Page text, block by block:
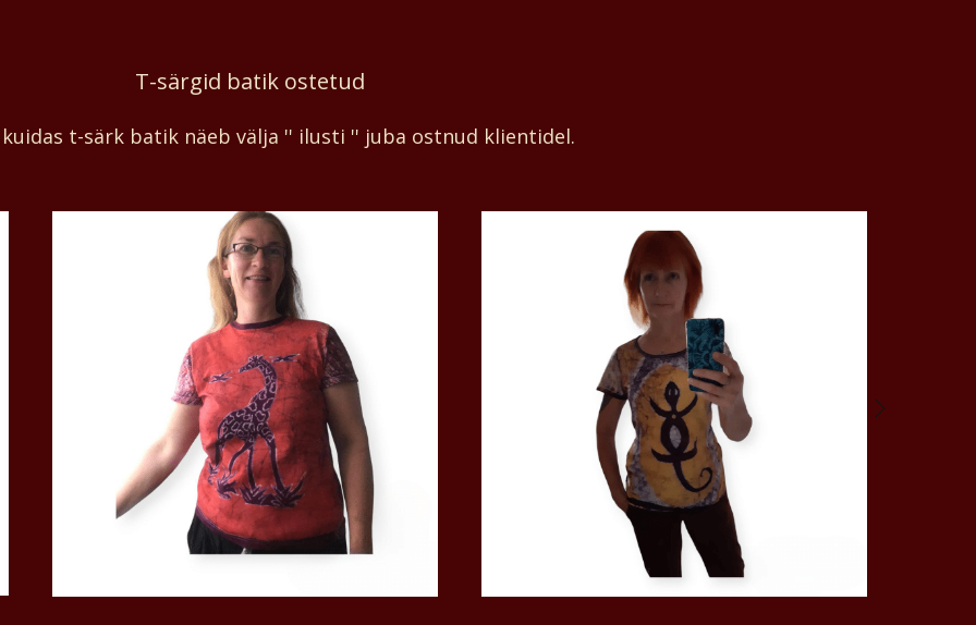
T-särgid batik ostetud
kuidas t-särk batik näeb välja '' ilusti '' juba ostnud klientidel.